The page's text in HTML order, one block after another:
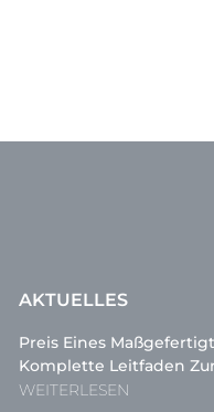
AKTUELLES
Preis Eines
Komplette Leitfaden
WEITERLESEN